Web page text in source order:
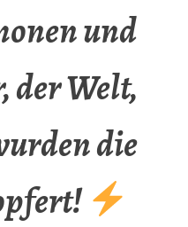
und
der Welt,
die